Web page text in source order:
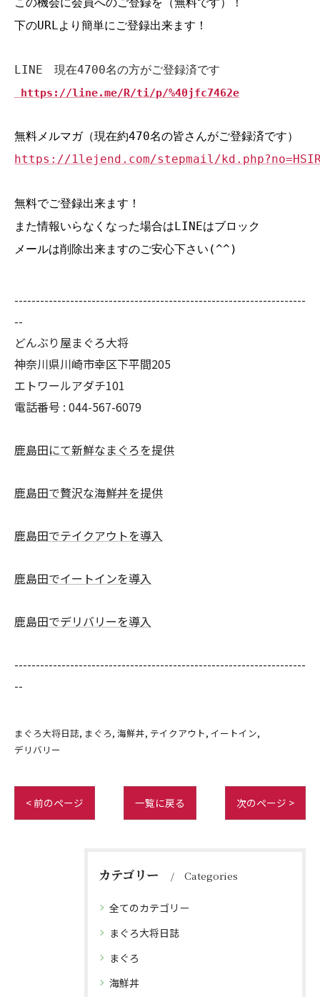
下のURLより簡単にご登録出来ます！
LINE 現在4700名の方がご登録済です
https://line.me/R/ti/p/%40jfc7462e
無料メルマガ（現在約470名の皆さんがご登録済です）
https://1lejend.com/stepmail/
無料でご登録出来ます！
また情報いらなくなった場合はLINEはブロック
メールは削除出来ますのご安心下さい(^^)
--------------------------------------------------------------------
--
どんぶり屋まぐろ大将
神奈川県川崎市幸区下平間205
エトワールアダチ101
電話番号 : 044-567-6079
鹿島田にて新鮮なまぐろを提供
鹿島田で贅沢な海鮮丼を提供
鹿島田でテイクアウトを導入
鹿島田でイートインを導入
鹿島田でデリバリーを導入
--------------------------------------------------------------------
--
まぐろ大将日誌 まぐろ 海鮮丼 テイクアウト イートイン
デリバリー
< 前のページ 一覧に戻る 次のページ >
カテゴリー Categories
全てのカテゴリー
まぐろ大将日誌
まぐろ
海鮮丼